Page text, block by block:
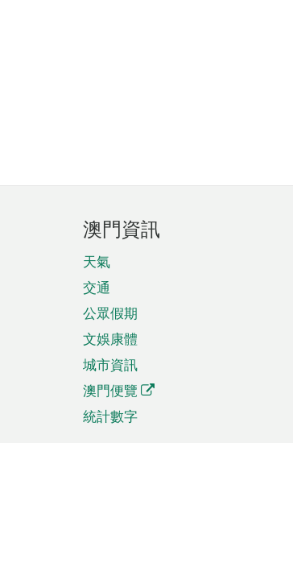
澳門資訊
天氣
交通
公眾假期
文娛康體
城市資訊
澳門便覽
統計數字